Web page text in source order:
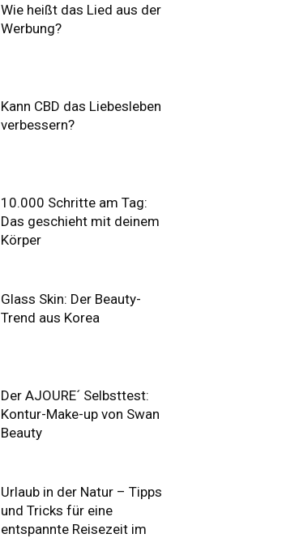
Wie heißt das Lied aus der
Werbung?
Kann CBD das Liebesleben
verbessern?
10.000 Schritte am Tag:
Das geschieht mit deinem
Körper
Glass Skin: Der Beauty-
Trend aus Korea
Der AJOURE´ Selbsttest:
Kontur-Make-up von Swan
Beauty
Urlaub in der Natur – Tipps
und Tricks für eine
entspannte Reisezeit im